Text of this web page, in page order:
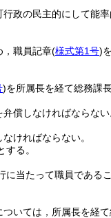
政の民主的にして能
，職員記章(様式第1号)
)を所属長を経て総務課
償しなければならない
ければならない。
する。
に当たって職員である
いては，所属長を経